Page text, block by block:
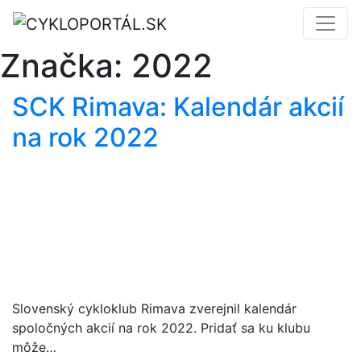
Značka: 2022
SCK Rimava: Kalendár akcií
na rok 2022
Slovenský cykloklub Rimava zverejnil kalendár
spoločných akcií na rok 2022. Pridať sa ku klubu
môže…